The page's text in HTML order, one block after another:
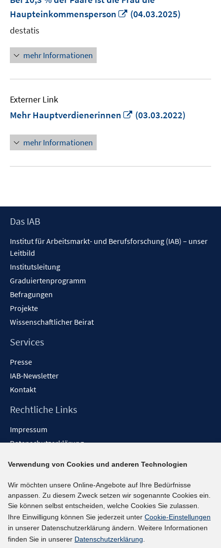
Haupteinkommensperson
In
(04.03.2025)
destatis
mehr Informationen
Externer Link
Mehr Hauptverdienerinnen
In
(03.03.2022)
mehr Informationen
Footer
Das IAB
Institut für Arbeitsmarkt- und Berufsforschung (IAB) – unser
Leitbild
Institutsleitung
Graduiertenprogramm
Befragungen
Projekte
Wissenschaftlicher Beirat
Services
Presse
IAB-Newsletter
Kontakt
Rechtliche Links
Impressum
Datenschutzerklärung
Barrieren melden
Social-Media-Kanäle
BlueSky
YouTube
LinkedIn
Verwendung von Cookies und anderen Technologien
Wir möchten unsere Online-Angebote auf Ihre Bedürfnisse
anpassen. Zu diesem Zweck setzen wir sogenannte Cookies ein.
Sie können selbst entscheiden, welche Cookies Sie zulassen.
Ihre Einwilligung können Sie jederzeit unter Cookie-Einstellungen
in unserer Datenschutzerklärung ändern. Weitere Informationen
finden Sie in unserer Datenschutzerklärung.